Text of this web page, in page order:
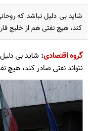
شاید بی دلیل نباشد که
کند، هیچ نفتی هم از خلیج
گروه اقتصادی: شاید بی
نتواند نفتی صادر کند، هیچ